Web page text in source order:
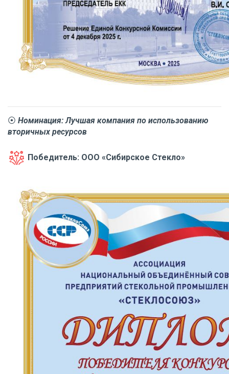
⦿ Номинация: Лучшая компания по использованию
вторичных ресурсов
Победитель: ООО «Сибирское Стекло»